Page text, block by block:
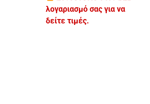
λογαριασμό σας για να
δείτε τιμές.